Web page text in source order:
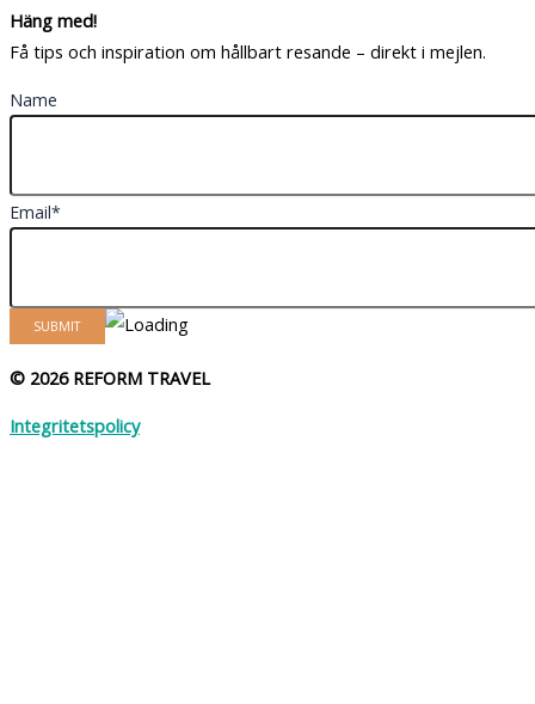
Häng med!
Få tips och inspiration om hållbart resande – direkt i mejlen.
Name
Email*
© 2026 REFORM TRAVEL
Integritetspolicy